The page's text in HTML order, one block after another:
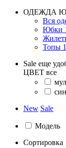
ОДЕЖДА
Вся
Юбки
Топы 1
Sale еще
ЦВЕТ все
New Sale
Модель
Сортировка